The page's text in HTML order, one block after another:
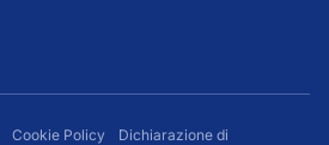
Cookie Policy Dichiarazione di